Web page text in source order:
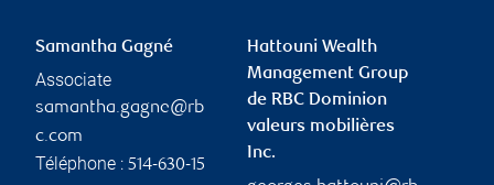
Samantha Gagné
Associate
samantha.gagne@rb
c.com
Téléphone : 514-630-15
Hattouni Wealth
Management Group
de RBC Dominion
valeurs mobilières
Inc.